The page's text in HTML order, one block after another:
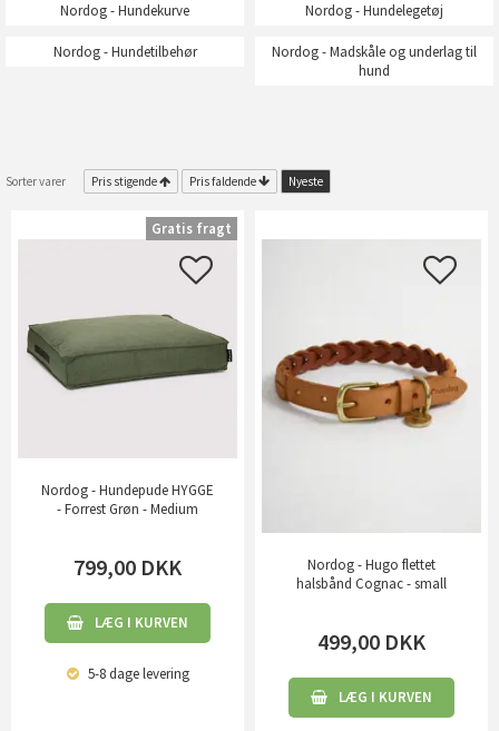
Nordog - Hundekurve Nordog - Hundelegetøj
Nordog - Hundetilbehør
Nordog - Madskåle og underlag til
hund
Sorter varer Pris stigende Pris faldende Nyeste
Nordog - Hundepude HYGGE
- Forrest Grøn - Medium
799,00 DKK
LÆG I KURVEN
5-8 dagelevering
Gratis fragt
Nordog - Hugo flettet
halsbånd Cognac - small
499,00 DKK
LÆG I KURVEN